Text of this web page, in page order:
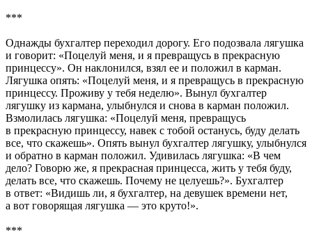
***
Однажды бухгалтер переходил дорогу. Его подозвала лягушка
и говорит: «Поцелуй меня, и я превращусь в прекрасную
принцессу». Он наклонился, взял ее и положил в карман.
Лягушка опять: «Поцелуй меня, и я превращусь в прекрасную
принцессу. Проживу у тебя неделю». Вынул бухгалтер
лягушку из кармана, улыбнулся и снова в карман положил.
Взмолилась лягушка: «Поцелуй меня, превращусь
в прекрасную принцессу, навек с тобой останусь, буду делать
все, что скажешь». Опять вынул бухгалтер лягушку, улыбнулся
и обратно в карман положил. Удивилась лягушка: «В чем
дело? Говорю же, я прекрасная принцесса, жить у тебя буду,
делать все, что скажешь. Почему не целуешь?». Бухгалтер
в ответ: «Видишь ли, я бухгалтер, на девушек времени нет,
а вот говорящая лягушка — это круто!».
***